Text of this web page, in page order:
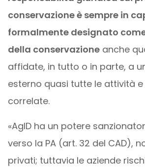
conservazione è sempre in
formalmente designato
della conservazioneanche
affidate, in tutto o in parte, a
esterno quasi tutte le attività e
correlate.
«AgID ha un potere
verso la PA (art. 32 del CAD),
privati; tuttavia le aziende